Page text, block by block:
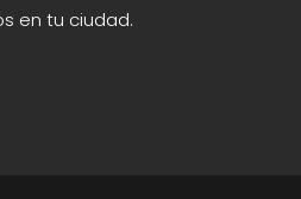
en tu ciudad.